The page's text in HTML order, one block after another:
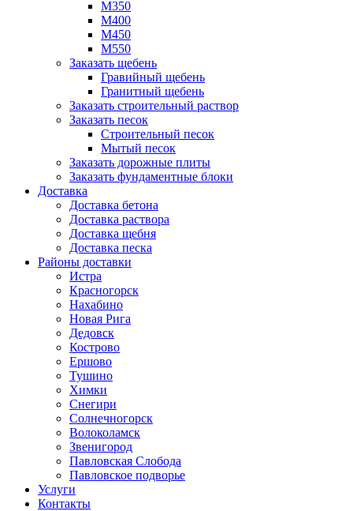
М350
М400
М450
М550
Заказать щебень
Гравийный щебень
Гранитный щебень
Заказать строительный раствор
Заказать песок
Строительный песок
Мытый песок
Заказать дорожные плиты
Заказать фундаментные блоки
Доставка
Доставка бетона
Доставка раствора
Доставка щебня
Доставка песка
Районы доставки
Истра
Красногорск
Нахабино
Новая Рига
Дедовск
Кострово
Ершово
Тушино
Химки
Снегири
Солнечногорск
Волоколамск
Звенигород
Павловская Слобода
Павловское подворье
Услуги
Контакты